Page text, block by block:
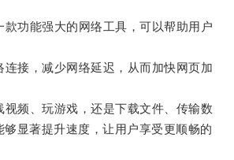
功能强大的网络工具，可以帮助用户
接，减少网络延迟，从而加快网页加
频、玩游戏，还是下载文件、传输数
显著提升速度，让用户享受更顺畅的